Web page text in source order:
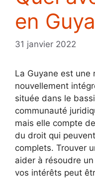
en
31 janvier 2022
La Guyane est une
nouvellement
située dans le
communauté
mais elle compte
du droit qui
complets. Trouver
aider à résoudre
vos intérêts peut